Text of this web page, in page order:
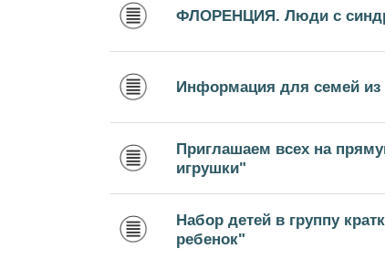
ФЛОРЕНЦИЯ. Люди с
Информация для семей
Приглашаем всех на
игрушки"
Набор детей в группу
ребенок"